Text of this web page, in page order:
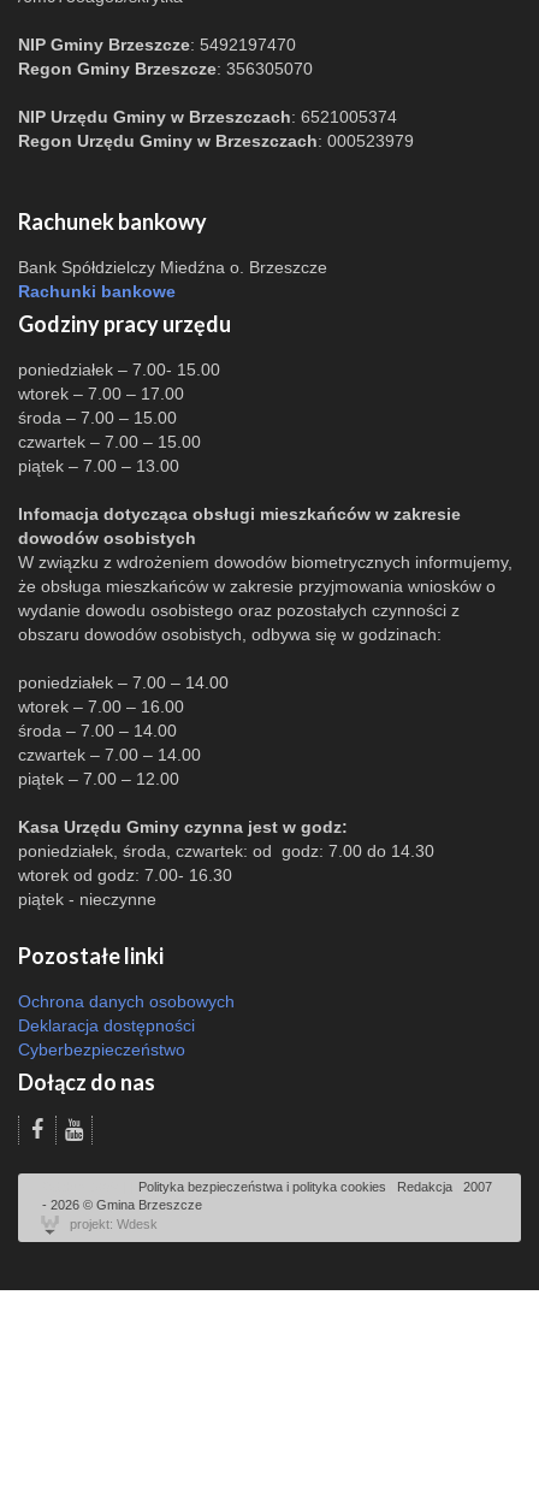
NIP Gminy Brzeszcze: 5492197470
Regon Gminy Brzeszcze: 356305070
NIP Urzędu Gminy w Brzeszczach: 6521005374
Regon Urzędu Gminy w Brzeszczach: 000523979
Rachunek bankowy
Bank Spółdzielczy Miedźna o. Brzeszcze
Rachunki bankowe
Godziny pracy urzędu
poniedziałek – 7.00- 15.00
wtorek – 7.00 – 17.00
środa – 7.00 – 15.00
czwartek – 7.00 – 15.00
piątek – 7.00 – 13.00
Infomacja dotycząca obsługi mieszkańców w zakresie
dowodów osobistych
W związku z wdrożeniem dowodów biometrycznych informujemy,
że obsługa mieszkańców w zakresie przyjmowania wniosków o
wydanie dowodu osobistego oraz pozostałych czynności z
obszaru dowodów osobistych, odbywa się w godzinach:
poniedziałek – 7.00 – 14.00
wtorek – 7.00 – 16.00
środa – 7.00 – 14.00
czwartek – 7.00 – 14.00
piątek – 7.00 – 12.00
Kasa Urzędu Gminy czynna jest w godz:
poniedziałek, środa, czwartek: od godz: 7.00 do 14.30
wtorek od godz: 7.00- 16.30
piątek - nieczynne
Pozostałe linki
Ochrona danych osobowych
Deklaracja dostępności
Cyberbezpieczeństwo
Dołącz do nas
Polityka bezpieczeństwa i polityka cookies Redakcja
2007
- 2026 © Gmina Brzeszcze
projekt: Wdesk